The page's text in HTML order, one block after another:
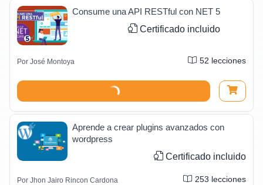
Consume una API RESTful con NET 5
Certificado incluido
Por José Montoya 52 lecciones
Aprende a crear plugins avanzados con
wordpress
Certificado incluido
Por Jhon Jairo Rincon Cardona 253 lecciones